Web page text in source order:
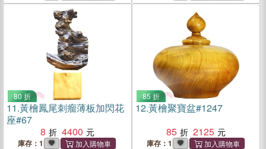
80 折
11.黃檜鳳尾刺瘤薄板加閃花
座#67
8
4400
庫存：1
85 折
12.黃檜聚寶盆#1247
85
2125
庫存：1